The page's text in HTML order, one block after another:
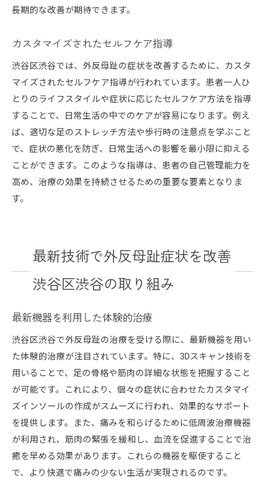
長期的な改善が期待できます。
カスタマイズされたセルフケア指導
渋谷区渋谷では、外反母趾の症状を改善するために、カスタ
マイズされたセルフケア指導が行われています。患者一人ひ
とりのライフスタイルや症状に応じたセルフケア方法を指導
することで、日常生活の中でのケアが容易になります。例え
ば、適切な足のストレッチ方法や歩行時の注意点を学ぶこと
で、症状の悪化を防ぎ、日常生活への影響を最小限に抑える
ことができます。このような指導は、患者の自己管理能力を
高め、治療の効果を持続させるための重要な要素となりま
す。
最新技術で外反母趾症状を改善
渋谷区渋谷の取り組み
最新機器を利用した体験的治療
渋谷区渋谷で外反母趾の治療を受ける際に、最新機器を用い
た体験的治療が注目されています。特に、3Dスキャン技術を
用いることで、足の骨格や筋肉の詳細な状態を把握すること
が可能です。これにより、個々の症状に合わせたカスタマイ
ズインソールの作成がスムーズに行われ、効果的なサポート
を提供します。また、痛みを和らげるために低周波治療機器
が利用され、筋肉の緊張を緩和し、血流を促進することで治
癒を早める効果があります。これらの機器を駆使すること
で、より快適で痛みの少ない生活が実現されるのです。